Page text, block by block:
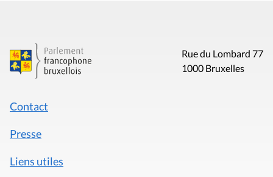
Rue du Lombard 77
1000 Bruxelles
Contact
Presse
Liens utiles